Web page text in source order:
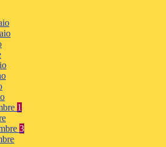
1
3